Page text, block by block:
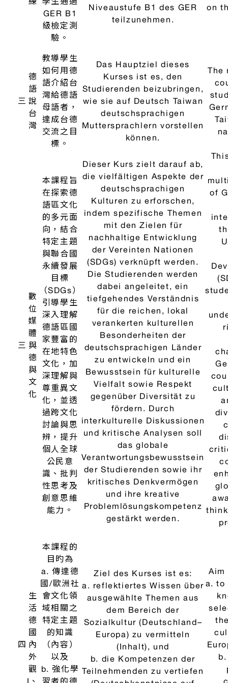
知識。
德
語
聽
本課程有
系統地訓
語聽力以
達GER
B1為目
標。
本課程教
導學生加
強聽力的
運用聽力
練習資
源，提升
其德語聽
力。
Der Kurs bietet ein
systematisches Training
des Hörverstehens mit dem
Zielniveau B1 des GER. Die
Kursteilnehmer/-innen
lernen Strategien des
Hörens und Verstehens
weitgehend eigenständig
als Lernressource zu
nutzen.
the
the
use
a
級
德
語
檢
定
訓
練
本課程針
對GER
B1級檢定
測驗訓練
學生閱
讀、聽
力、寫
作、口說
和翻譯能
力，期使
學生通過
GER B1
級檢定測
驗。
Durch ein gezieltes
Training der Fertigkeiten
Lesen, Hören, Schreiben,
Sprechen und Übersetzen
werden die
Kursteilnehmer/-innen
befähigt, erfolgreich an
einer DaF-Feststellungs­
prüfung auf der
Niveaustufe B1 des GER
teilzunehmen.
on
教導學生
如何用德
語介紹台
灣給德語
母語者，
達成台德
交流之目
標。
Das Hauptziel dieses
Kurses ist es, den
Studierenden beizubringen,
wie sie auf Deutsch Taiwan
deutschsprachigen
Muttersprachlern vorstellen
können.
數
位
本課程旨
在探索德
語區文化
的多元面
向，結合
特定主題
與聯合國
永續發展
目標
（SDGs）
引導學生
Kulturen zu erforschen,
indem spezifische Themen
mit den Zielen für
nachhaltige Entwicklung
der Vereinten Nationen
(SDGs) verknüpft werden.
Die Studierenden werden
dabei angeleitet, ein
tiefgehendes Verständnis